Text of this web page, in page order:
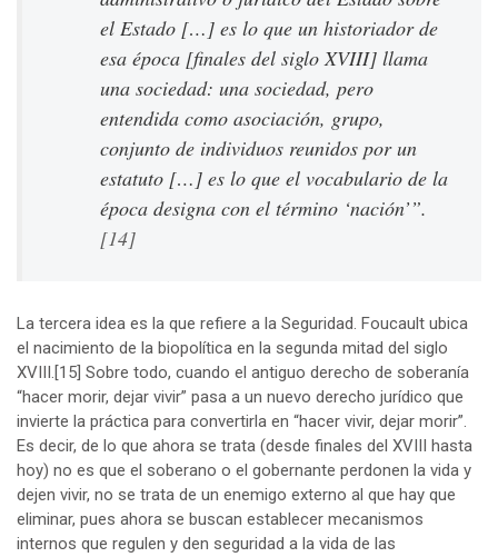
el Estado […] es lo que un historiador de
esa época [finales del siglo XVIII] llama
una sociedad: una sociedad, pero
entendida como asociación, grupo,
conjunto de individuos reunidos por un
estatuto […] es lo que el vocabulario de la
época designa con el término ‘nación’”.
[14]
La tercera idea es la que refiere a la Seguridad. Foucault ubica
el nacimiento de la biopolítica en la segunda mitad del siglo
XVIII.[15] Sobre todo, cuando el antiguo derecho de soberanía
“hacer morir, dejar vivir” pasa a un nuevo derecho jurídico que
invierte la práctica para convertirla en “hacer vivir, dejar morir”.
Es decir, de lo que ahora se trata (desde finales del XVIII hasta
hoy) no es que el soberano o el gobernante perdonen la vida y
dejen vivir, no se trata de un enemigo externo al que hay que
eliminar, pues ahora se buscan establecer mecanismos
internos que regulen y den seguridad a la vida de las